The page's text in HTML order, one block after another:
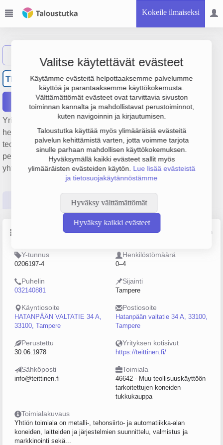
Kokeile ilmaiseksi
Valitse käytettävät evästeet
Käytämme evästeitä helpottaaksemme palvelumme
käyttöä ja parantaaksemme käyttökokemusta.
Välttämättömät evästeet ovat tarvittavia sivuston
toiminnan kannalta ja mahdollistavat perustoiminnot,
kuten navigoinnin ja kirjautumisen.
Taloustutka käyttää myös ylimääräisiä evästeitä
palvelun kehittämistä varten, jotta voimme tarjota
sinulle parhaan mahdollisen käyttökokemuksen.
Hyväksymällä kaikki evästeet sallit myös
ylimääräisten evästeiden käytön. Lue lisää evästeistä
ja tietosuojakäytännöstämme
Hyväksy välttämättömät
Hyväksy kaikki evästeet
TH Teittinen Hydraulics Oy
Raportit
Yrityksen Teittinen Hydraulics Oy liiketulos on 103 000 € ja
henkilöstömäärä 3. Sen päätoimiala on Muu
teollisuuskäyttöön tarkoitettujen koneiden tukkukauppa,
perustamisvuosi 1978 ja sijainti Tampere. Yrityksen
yhtiömuoto Osakeyhtiö (OY).
Tilinpäätösluvut Päättäjätiedot
Lähde: YTJ, PRH, Traficom
Y-tunnus
0206197-4
Henkilöstömäärä
0–4
Puhelin
032140881
Sijainti
Tampere
Käyntiosoite
HATANPÄÄN VALTATIE 34 A,
33100, Tampere
Postiosoite
Hatanpään valtatie 34 A, 33100,
Tampere
Perustettu
30.06.1978
Yrityksen kotisivut
https://teittinen.fi/
Sähköposti
info@teittinen.fi
Toimiala
46642 - Muu teollisuuskäyttöön
tarkoitettujen koneiden
tukkukauppa
Toimialakuvaus
Yhtiön toimiala on metalli-, tehonsiirto- ja automatiikka-alan
koneiden, laitteiden ja järjestelmien suunnittelu, valmistus ja
markkinointi sekä...